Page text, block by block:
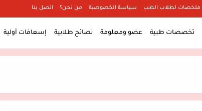
ملخصات لطلاب الطب سياسة الخصوصية من نحن؟ اتصل بنا
تخصصات طبية عضو ومعلومة نصائح طلابية إسعافات أولية